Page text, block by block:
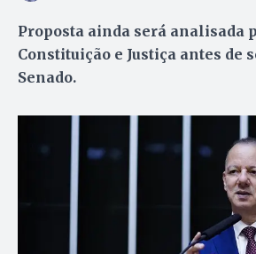
Proposta ainda será analisada
Constituição e Justiça antes de
Senado.